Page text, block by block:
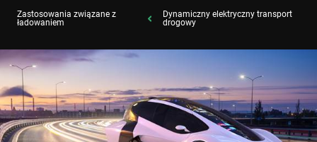
Zastosowania związane z
ładowaniem
Dynamiczny elektryczny transport
drogowy